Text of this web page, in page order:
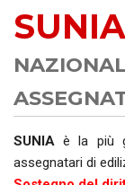
SEGRETERIA
SEDI
CONTATTI
SUNIA
SUNIA è la più
assegnatari di